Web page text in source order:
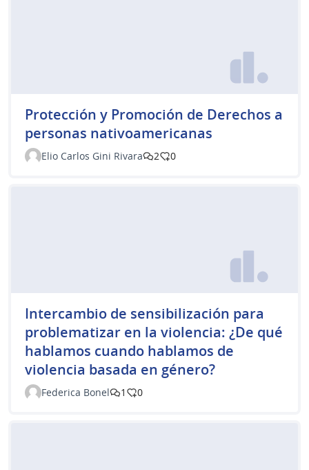
Protección y Promoción de Derechos a
personas nativoamericanas
Elio Carlos Gini Rivara 2 0
Intercambio de sensibilización para
problematizar en la violencia: ¿De qué
hablamos cuando hablamos de
violencia basada en género?
Federica Bonel 1 0